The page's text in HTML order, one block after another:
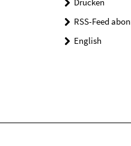
RSS-Feed
English